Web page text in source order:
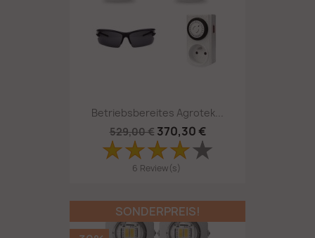
Betriebsbereites Agrotek...
529,00 € 370,30 €
6 Review(s)
SONDERPREIS!